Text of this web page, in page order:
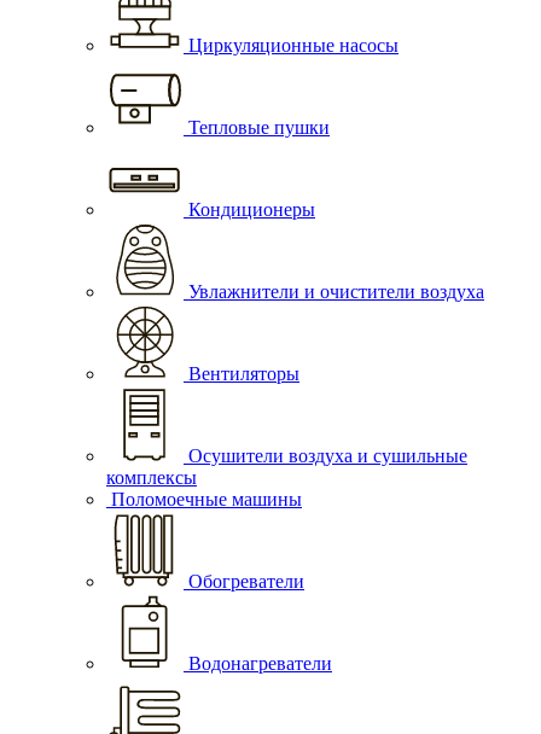
Циркуляционные насосы
Тепловые пушки
Кондиционеры
Увлажнители и очистители воздуха
Вентиляторы
Осушители воздуха и сушильные
комплексы
Поломоечные машины
Обогреватели
Водонагреватели